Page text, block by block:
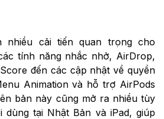
nhiều cải tiến quan trọng cho
tính năng nhắc nhở, AirDrop,
đến các cập nhật về quyền
Animation và hỗ trợ AirPods
bản này cũng mở ra nhiều tùy
dùng tại Nhật Bản và iPad, giúp